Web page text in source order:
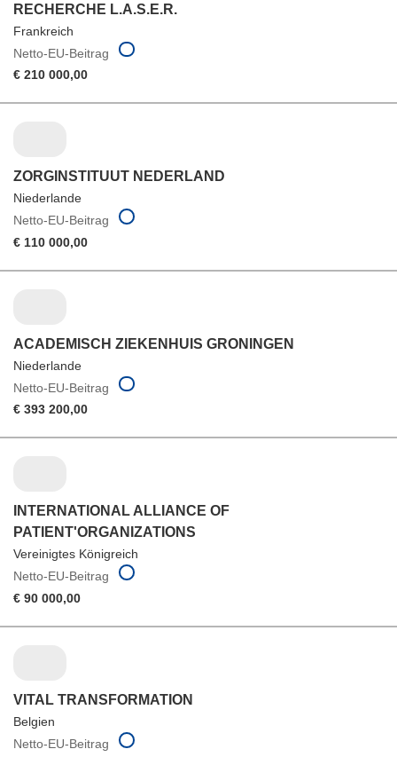
RECHERCHE L.A.S.E.R.
Frankreich
Netto-EU-Beitrag
€ 210 000,00
ZORGINSTITUUT NEDERLAND
Niederlande
Netto-EU-Beitrag
€ 110 000,00
ACADEMISCH ZIEKENHUIS GRONINGEN
Niederlande
Netto-EU-Beitrag
€ 393 200,00
INTERNATIONAL ALLIANCE OF
PATIENT'ORGANIZATIONS
Vereinigtes Königreich
Netto-EU-Beitrag
€ 90 000,00
VITAL TRANSFORMATION
Belgien
Netto-EU-Beitrag